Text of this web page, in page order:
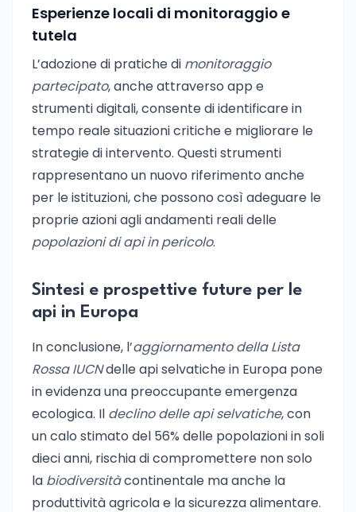
Esperienze locali di monitoraggio e
tutela
L’adozione di pratiche di monitoraggio
partecipato, anche attraverso app e
strumenti digitali, consente di identificare in
tempo reale situazioni critiche e migliorare le
strategie di intervento. Questi strumenti
rappresentano un nuovo riferimento anche
per le istituzioni, che possono così adeguare le
proprie azioni agli andamenti reali delle
popolazioni di api in pericolo.
Sintesi e prospettive future per le
api in Europa
In conclusione, l’aggiornamento della Lista
Rossa IUCNdelle api selvatiche in Europa pone
in evidenza una preoccupante emergenza
ecologica. Il declino delle api selvatiche, con
un calo stimato del 56% delle popolazioni in soli
dieci anni, rischia di compromettere non solo
la biodiversitàcontinentale ma anche la
produttività agricola e la sicurezza alimentare.